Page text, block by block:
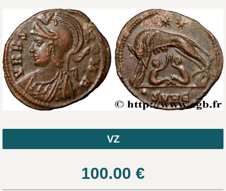
VZ
100.00 €